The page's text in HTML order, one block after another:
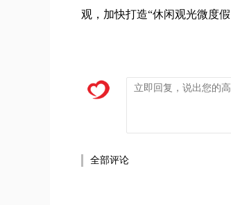
观，加快打造“休闲观光微度
全部评论